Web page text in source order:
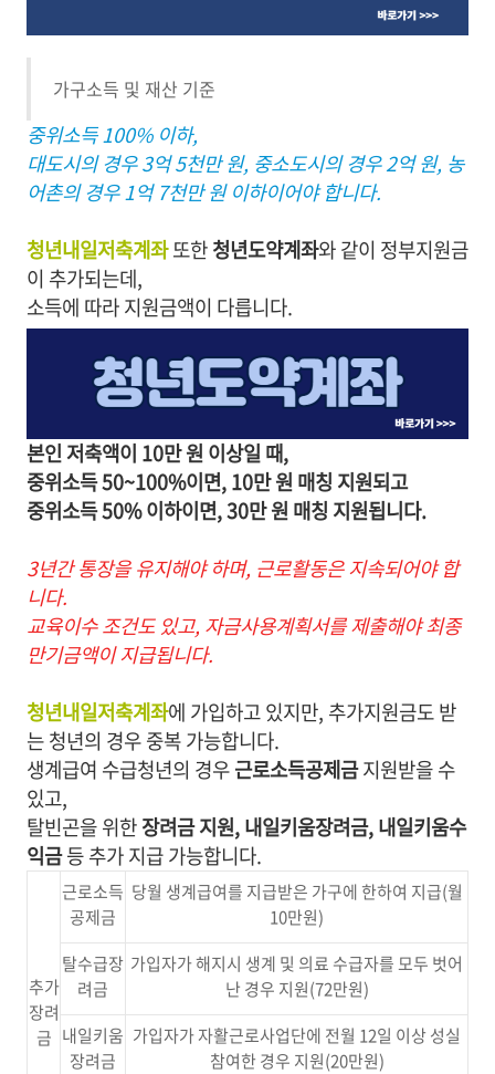
가구소득 및 재산 기준
중위소득 100% 이하,
대도시의 경우 3억 5천만 원, 중소도시의 경우 2억 원, 농
어촌의 경우 1억 7천만 원 이하이어야 합니다.
청년내일저축계좌또한청년도약계좌와 같이 정부지원금
이 추가되는데,
소득에 따라 지원금액이 다릅니다.
본인 저축액이 10만 원 이상일 때,
중위소득 50~100%이면, 10만 원 매칭 지원되고
중위소득 50% 이하이면, 30만 원 매칭 지원됩니다.
3년간 통장을 유지해야 하며, 근로활동은 지속되어야 합
니다.
교육이수 조건도 있고, 자금사용계획서를 제출해야 최종
만기금액이 지급됩니다.
청년내일저축계좌에 가입하고 있지만, 추가지원금도 받
는 청년의 경우 중복 가능합니다.
생계급여 수급청년의 경우근로소득공제금지원받을 수
있고,
탈빈곤을 위한장려금 지원, 내일키움장려금, 내일키움수
익금등 추가 지급 가능합니다.
추가
장려
금
근로소득
공제금
당월 생계급여를 지급받은 가구에 한하여 지급(월
10만원)
탈수급장
려금
가입자가 해지시 생계 및 의료 수급자를 모두 벗어
난 경우 지원(72만원)
내일키움
장려금
가입자가 자활근로사업단에 전월 12일 이상 성실
참여한 경우 지원(20만원)